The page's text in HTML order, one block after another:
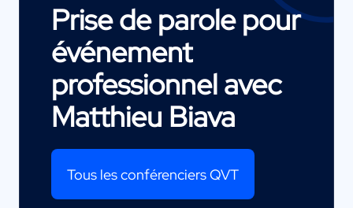
Prise de parole pour
événement
professionnel avec
Matthieu Biava
Tous les conférenciers QVT